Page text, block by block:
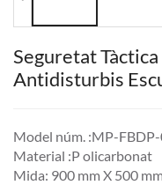
Seguretat
Antidisturbis
Model núm. :MP-
Material :P olicarbonat
Mida: 900 mm X 500